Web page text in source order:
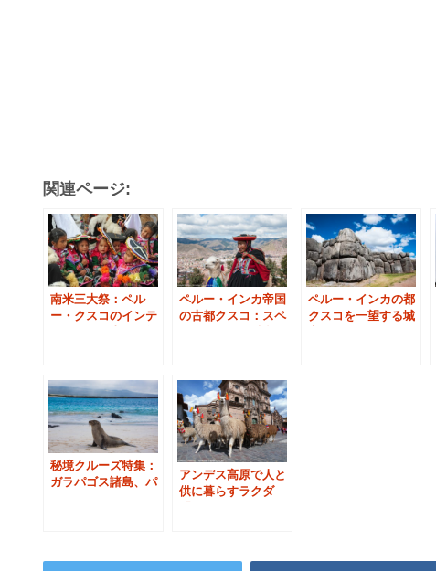
関連ページ:
南米三大祭：ペル
ー・クスコのインテ
ペルー・インカ帝国
の古都クスコ：スペ
ペルー・インカの都
クスコを一望する城
秘境クルーズ特集：
ガラパゴス諸島、パ
アンデス高原で人と
供に暮らすラクダ